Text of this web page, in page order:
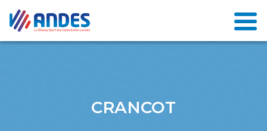
CRANCOT